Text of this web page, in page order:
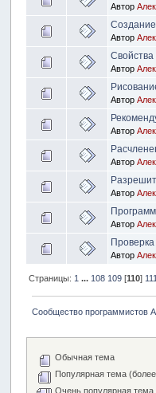
Автор
Автор
Свойства
Автор
Автор
Автор
Автор
Автор
Автор
Автор
Страницы: 1 ... 108 109[110] 111
Сообщество программистов
Обычная тема
Популярная тема
Очень популярная тема